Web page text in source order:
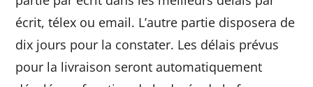
écrit, télex ou email. L’autre partie disposera de
dix jours pour la constater. Les délais prévus
pour la livraison seront automatiquement